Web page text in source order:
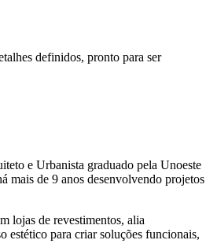
definidos, pronto para ser
e Urbanista graduado pela Unoeste
mais de 9 anos desenvolvendo projetos
lojas de revestimentos, alia
estético para criar soluções funcionais,